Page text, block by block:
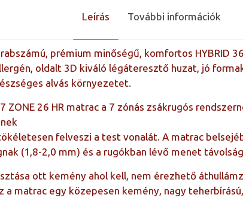
Leírás További információk
prémium minőségű, komfortos HYBRID
oldalt 3D kiváló légáteresztő huzat, jó
alvás környezetet.
ZONE 26 HR matrac a 7 zónás zsákrugós
felveszi a test vonalát. A matrac
(1,8-2,0 mm) és a rugókban lévő menet
ott kemény ahol kell, nem érezhető
a matrac egy közepesen kemény, nagy